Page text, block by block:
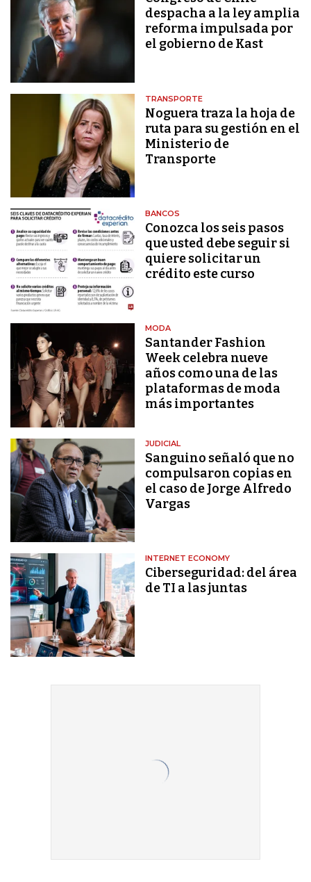
despacha a la ley amplia
reforma impulsada por
el gobierno de Kast
TRANSPORTE
Noguera traza la hoja de
ruta para su gestión en el
Ministerio de
Transporte
BANCOS
Conozca los seis pasos
que usted debe seguir si
quiere solicitar un
crédito este curso
MODA
Santander Fashion
Week celebra nueve
años como una de las
plataformas de moda
más importantes
JUDICIAL
Sanguino señaló que no
compulsaron copias en
el caso de Jorge Alfredo
Vargas
INTERNET ECONOMY
Ciberseguridad: del área
de TI a las juntas